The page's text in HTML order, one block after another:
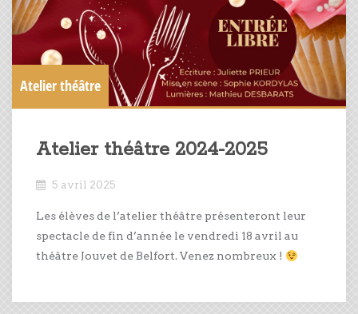
Atelier théâtre
Atelier théâtre 2024-2025
5 avril 2025
Les élèves de l’atelier théâtre présenteront leur
spectacle de fin d’année le vendredi 18 avril au
théâtre Jouvet de Belfort. Venez nombreux !